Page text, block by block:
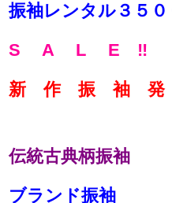
振袖レンタル３５０
S A L E ‼
新 作 振 袖
伝統古典柄振袖
ブランド振袖